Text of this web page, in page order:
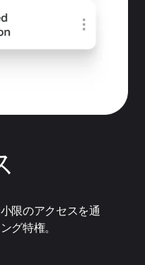
限のアクセスを通
グ特権。